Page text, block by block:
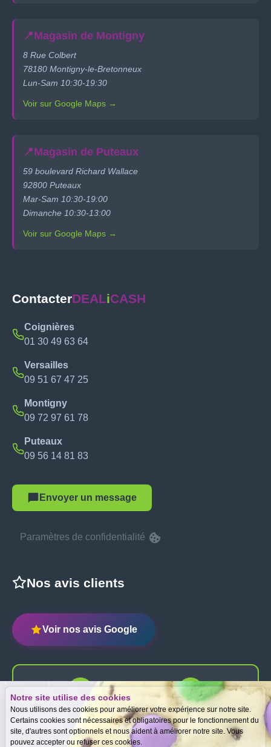
Notre site utilise des cookies
Nous utilisons des cookies pour améliorer votre expérience sur notre site.
Certains cookies sont nécessaires et obligatoires pour le fonctionnement du
site, d'autres sont optionnels et nous aident à améliorer notre site. Vous
pouvez accepter ou refuser ces cookies.
📍Magasin de Montigny
8 Rue Colbert
78180 Montigny-le-Bretonneux
Lun-Sam 10:30-19:30
Voir sur Google Maps →
📍Magasin de Puteaux
59 boulevard Richard Wallace
92800 Puteaux
Mar-Sam 10:30-19:00
Dimanche 10:30-13:00
Voir sur Google Maps →
ContacterDEALiCASH
Coignières
01 30 49 63 64
Versailles
09 51 67 47 25
Montigny
09 72 97 61 78
Puteaux
09 56 14 81 83
Envoyer un message
Paramètres de confidentialité
Nos avis clients
Voir nos avis Google
Expertise
gratuite
Meilleurs prix
garantis